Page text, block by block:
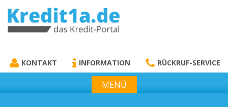
KREDIT1A.DE
KONTAKT INFORMATION RÜCKRUF-SERVICE
MENÜ